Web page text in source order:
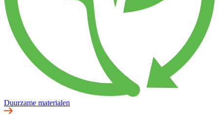
Duurzame materialen